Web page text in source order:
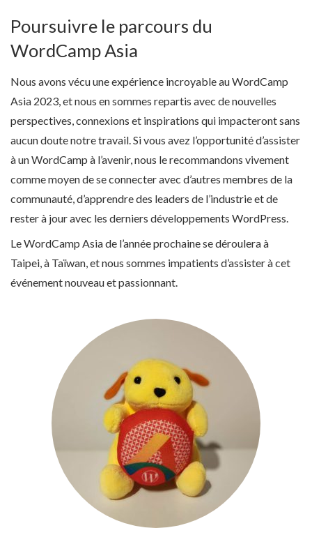
Poursuivre le parcours du
WordCamp Asia
Nous avons vécu une expérience incroyable au WordCamp
Asia 2023, et nous en sommes repartis avec de nouvelles
perspectives, connexions et inspirations qui impacteront sans
aucun doute notre travail. Si vous avez l’opportunité d’assister
à un WordCamp à l’avenir, nous le recommandons vivement
comme moyen de se connecter avec d’autres membres de la
communauté, d’apprendre des leaders de l’industrie et de
rester à jour avec les derniers développements WordPress.
Le WordCamp Asia de l’année prochaine se déroulera à
Taipei, à Taïwan, et nous sommes impatients d’assister à cet
événement nouveau et passionnant.